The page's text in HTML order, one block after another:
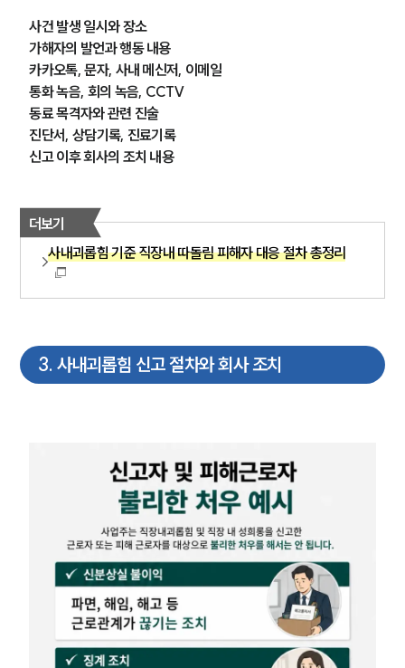
사건 발생 일시와 장소
가해자의 발언과 행동 내용
카카오톡, 문자, 사내 메신저, 이메일
통화 녹음, 회의 녹음, CCTV
동료 목격자와 관련 진술
진단서, 상담기록, 진료기록
신고 이후 회사의 조치 내용
더보기
사내괴롭힘 기준 직장내 따돌림 피해자 대응 절차 총정리
3. 사내괴롭힘 신고 절차와 회사 조치